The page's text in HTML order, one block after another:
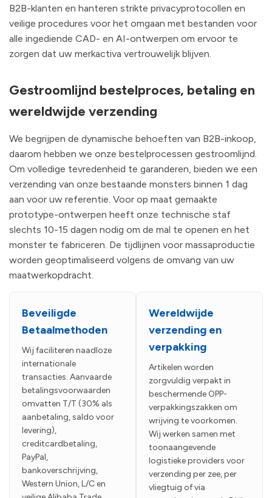
B2B-klanten en hanteren strikte privacyprotocollen en
veilige procedures voor het omgaan met bestanden voor
alle ingediende CAD- en AI-ontwerpen om ervoor te
zorgen dat uw merkactiva vertrouwelijk blijven.
Gestroomlijnd bestelproces, betaling en
wereldwijde verzending
We begrijpen de dynamische behoeften van B2B-inkoop,
daarom hebben we onze bestelprocessen gestroomlijnd.
Om volledige tevredenheid te garanderen, bieden we een
verzending van onze bestaande monsters binnen 1 dag
aan voor uw referentie. Voor op maat gemaakte
prototype-ontwerpen heeft onze technische staf
slechts 10-15 dagen nodig om de mal te openen en het
monster te fabriceren. De tijdlijnen voor massaproductie
worden geoptimaliseerd volgens de omvang van uw
maatwerkopdracht.
Beveiligde
Betaalmethoden
Wij faciliteren naadloze
internationale
transacties. Aanvaarde
betalingsvoorwaarden
omvatten T/T (30% als
aanbetaling, saldo voor
levering),
creditcardbetaling,
PayPal,
bankoverschrijving,
Western Union, L/C en
Wereldwijde
verzending en
verpakking
Artikelen worden
zorgvuldig verpakt in
beschermende OPP-
verpakkingszakken om
wrijving te voorkomen.
Wij werken samen met
toonaangevende
logistieke providers voor
verzending per zee, per
vliegtuig of via